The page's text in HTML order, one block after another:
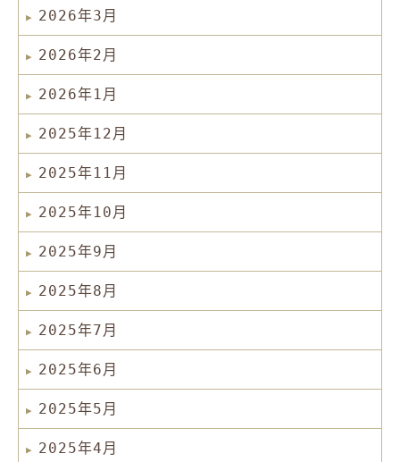
2026年3月
2026年2月
2026年1月
2025年12月
2025年11月
2025年10月
2025年9月
2025年8月
2025年7月
2025年6月
2025年5月
2025年4月